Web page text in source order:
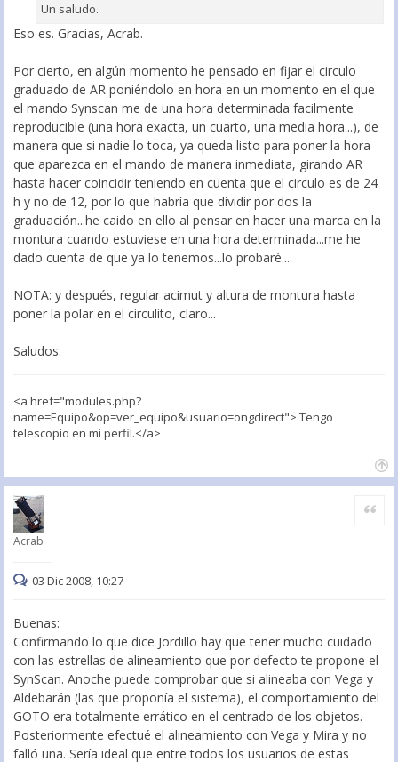
Un saludo.
Eso es. Gracias, Acrab.
Por cierto, en algún momento he pensado en fijar el circulo
graduado de AR poniéndolo en hora en un momento en el que
el mando Synscan me de una hora determinada facilmente
reproducible (una hora exacta, un cuarto, una media hora...), de
manera que si nadie lo toca, ya queda listo para poner la hora
que aparezca en el mando de manera inmediata, girando AR
hasta hacer coincidir teniendo en cuenta que el circulo es de 24
h y no de 12, por lo que habría que dividir por dos la
graduación...he caido en ello al pensar en hacer una marca en la
montura cuando estuviese en una hora determinada...me he
dado cuenta de que ya lo tenemos...lo probaré...
NOTA: y después, regular acimut y altura de montura hasta
poner la polar en el circulito, claro...
Saludos.
<a href="modules.php?
name=Equipo&op=ver_equipo&usuario=ongdirect"> Tengo
telescopio en mi perfil.</a>
Acrab
Citar
03 Dic 2008, 10:27
Buenas:
Confirmando lo que dice Jordillo hay que tener mucho cuidado
con las estrellas de alineamiento que por defecto te propone el
SynScan. Anoche puede comprobar que si alineaba con Vega y
Aldebarán (las que proponía el sistema), el comportamiento del
GOTO era totalmente errático en el centrado de los objetos.
Posteriormente efectué el alineamiento con Vega y Mira y no
falló una. Sería ideal que entre todos los usuarios de estas